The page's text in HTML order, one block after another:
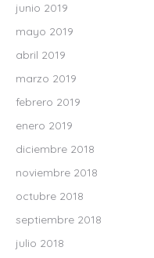
junio 2019
mayo 2019
abril 2019
marzo 2019
febrero 2019
enero 2019
diciembre 2018
noviembre 2018
octubre 2018
septiembre 2018
julio 2018